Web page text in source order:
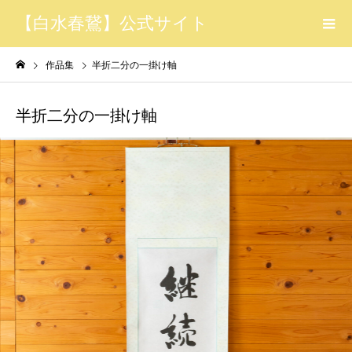
【白水春鵞】公式サイト
作品集 半折二分の一掛け軸
半折二分の一掛け軸